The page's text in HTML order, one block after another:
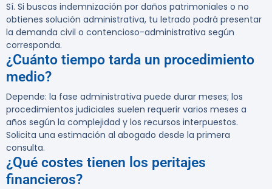
Sí. Si buscas indemnización por daños patrimoniales o no
obtienes solución administrativa, tu letrado podrá presentar
la demanda civil o contencioso-administrativa según
corresponda.
¿Cuánto tiempo tarda un procedimiento
medio?
Depende: la fase administrativa puede durar meses; los
procedimientos judiciales suelen requerir varios meses a
años según la complejidad y los recursos interpuestos.
Solicita una estimación al abogado desde la primera
consulta.
¿Qué costes tienen los peritajes
financieros?